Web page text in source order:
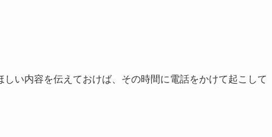
い内容を伝えておけば、その時間に電話をかけて起こして